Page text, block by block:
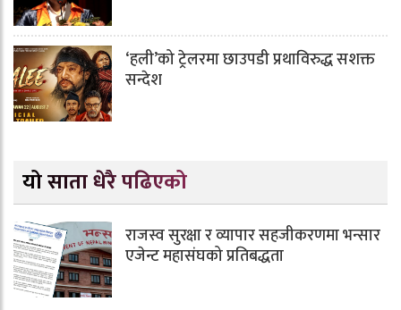
‘हली’को ट्रेलरमा छाउपडी प्रथाविरुद्ध सशक्त
सन्देश
यो साता धेरै पढिएको
राजस्व सुरक्षा र व्यापार सहजीकरणमा भन्सार
एजेन्ट महासंघको प्रतिबद्धता